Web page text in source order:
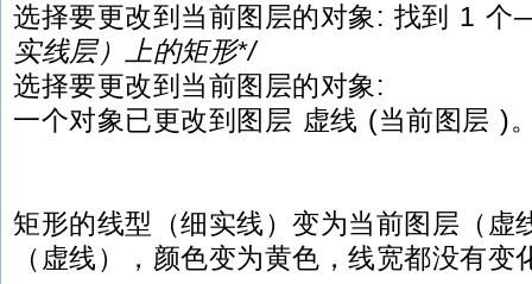
选择要更改到当前图层的对象: 找到 1
实线层）上的矩形*/
选择要更改到当前图层的对象:
一个对象已更改到图层 虚线 (当前图层 )
矩形的线型（细实线）变为当前图层（虚
（虚线），颜色变为黄色，线宽都没有变